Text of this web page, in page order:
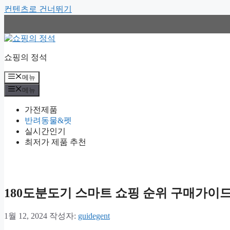
컨텐츠로 건너뛰기
쇼핑의 정석
메뉴
메뉴
가전제품
반려동물&펫
실시간인기
최저가 제품 추천
180도분도기 스마트 쇼핑 순위 구매가이
1월 12, 2024 작성자: guidegent